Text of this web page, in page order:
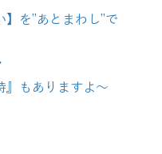
】を”あとまわし”で
』もありますよ～